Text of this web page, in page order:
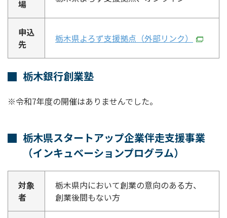
場
申込
先
栃木県よろず支援拠点（外部リンク）
栃木銀行創業塾
※令和7年度の開催はありませんでした。
栃木県スタートアップ企業伴走支援事業
（インキュベーションプログラム）
対象
者
栃木県内において創業の意向のある方、
創業後間もない方